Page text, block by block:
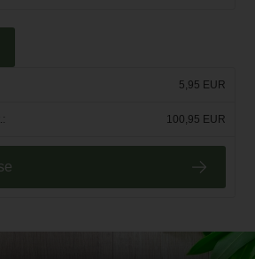
5,95 EUR
100,95 EUR